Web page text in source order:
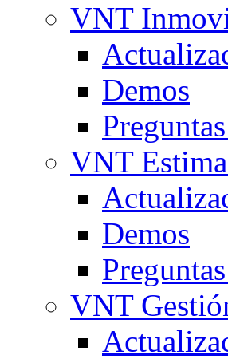
VNT
Demos
VNT
Demos
VNT